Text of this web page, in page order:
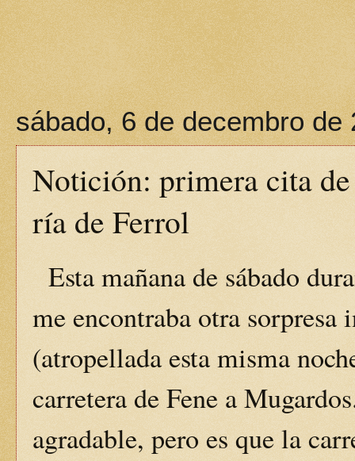
sábado, 6 de decembro de
Notición: primera cita
ría de Ferrol
Esta mañana de sábado
me encontraba otra sorpresa
(atropellada esta misma
carretera de Fene a
agradable, pero es que la